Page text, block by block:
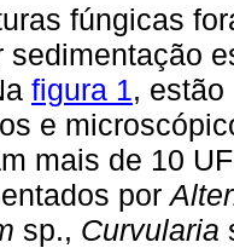
fúngicas
sedimentação
figura 1,
e
mais de 10
por
sp., Curvularia